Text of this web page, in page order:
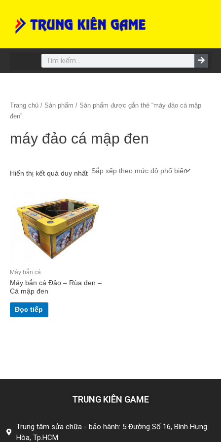
content
Search
Trang chủ / Sản phẩm / Sản phẩm được gắn thẻ “máy đảo cá mập
đen”
máy đảo cá mập đen
Hiển thị kết quả duy nhất
Máy bắn cá
Máy bắn cá Đảo – Rùa đen –
Cá mập đen
Đọc tiếp
TRUNG KIÊN GAME
Trung tâm sửa chữa - bảo hành: 5 Đường Số 16, Bình Hưng
Hòa, Tp.HCM